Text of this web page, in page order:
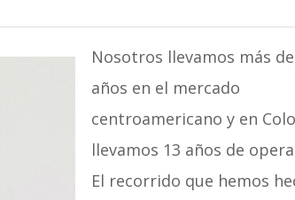
Nosotros llevamos más
años en el mercado
centroamericano y en
llevamos 13 años de
El recorrido que hemos